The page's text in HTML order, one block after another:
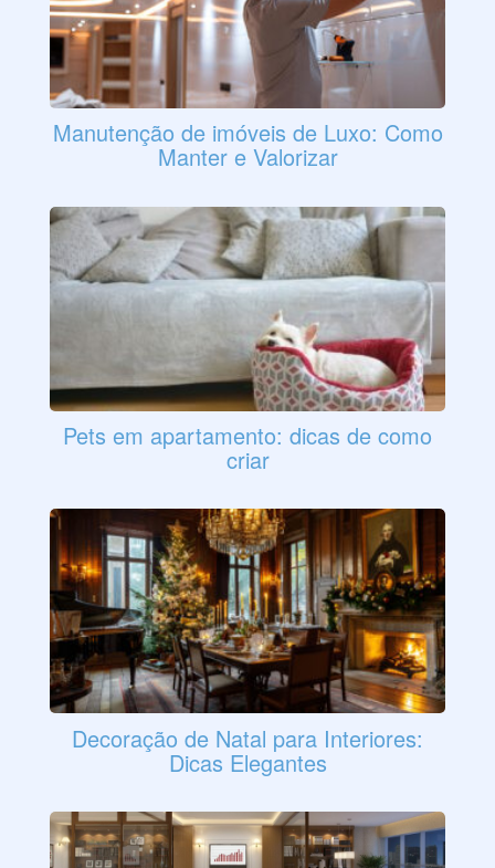
Manutenção de imóveis de Luxo: Como
Manter e Valorizar
Pets em apartamento: dicas de como
criar
Decoração de Natal para Interiores:
Dicas Elegantes